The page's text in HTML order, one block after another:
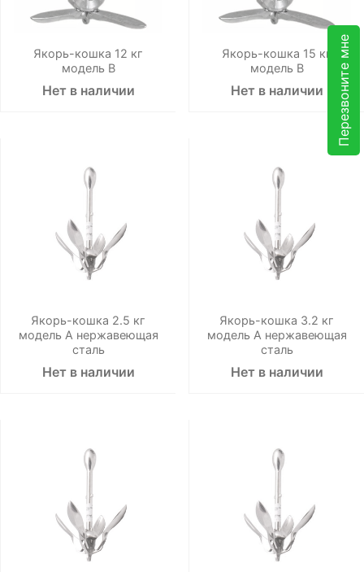
Перезвоните мне
Якорь-кошка 12 кг
модель В
Нет в наличии
Якорь-кошка 15 кг
модель В
Нет в наличии
Якорь-кошка 2.5 кг
модель А нержавеющая
сталь
Нет в наличии
Якорь-кошка 3.2 кг
модель А нержавеющая
сталь
Нет в наличии